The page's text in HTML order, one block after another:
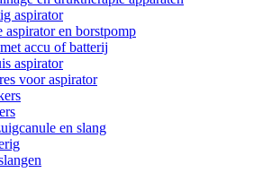
aspirator
aspirator en borstpomp
accu of batterij
aspirator
voor aspirator
en slang